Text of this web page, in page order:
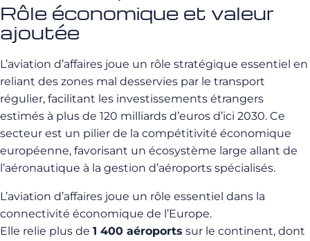
Rôle économique et valeur
ajoutée
L’aviation d’affaires joue un rôle stratégique essentiel en
reliant des zones mal desservies par le transport
régulier, facilitant les investissements étrangers
estimés à plus de 120 milliards d’euros d’ici 2030. Ce
secteur est un pilier de la compétitivité économique
européenne, favorisant un écosystème large allant de
l’aéronautique à la gestion d’aéroports spécialisés.
L’aviation d’affaires joue un rôle essentiel dans la
connectivité économique de l’Europe.
Elle relie plus de 1 400 aéroports sur le continent, dont